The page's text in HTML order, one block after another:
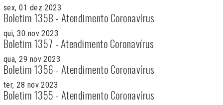
sex, 01 dez 2023
Boletim 1358 - Atendimento Coronavírus
qui, 30 nov 2023
Boletim 1357 - Atendimento Coronavírus
qua, 29 nov 2023
Boletim 1356 - Atendimento Coronavírus
ter, 28 nov 2023
Boletim 1355 - Atendimento Coronavírus